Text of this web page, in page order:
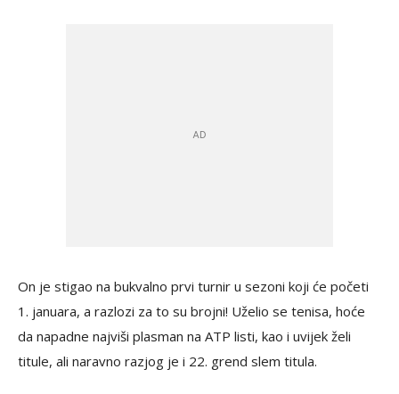
On je stigao na bukvalno prvi turnir u sezoni koji će početi
1. januara, a razlozi za to su brojni! Uželio se tenisa, hoće
da napadne najviši plasman na ATP listi, kao i uvijek želi
titule, ali naravno razjog je i 22. grend slem titula.